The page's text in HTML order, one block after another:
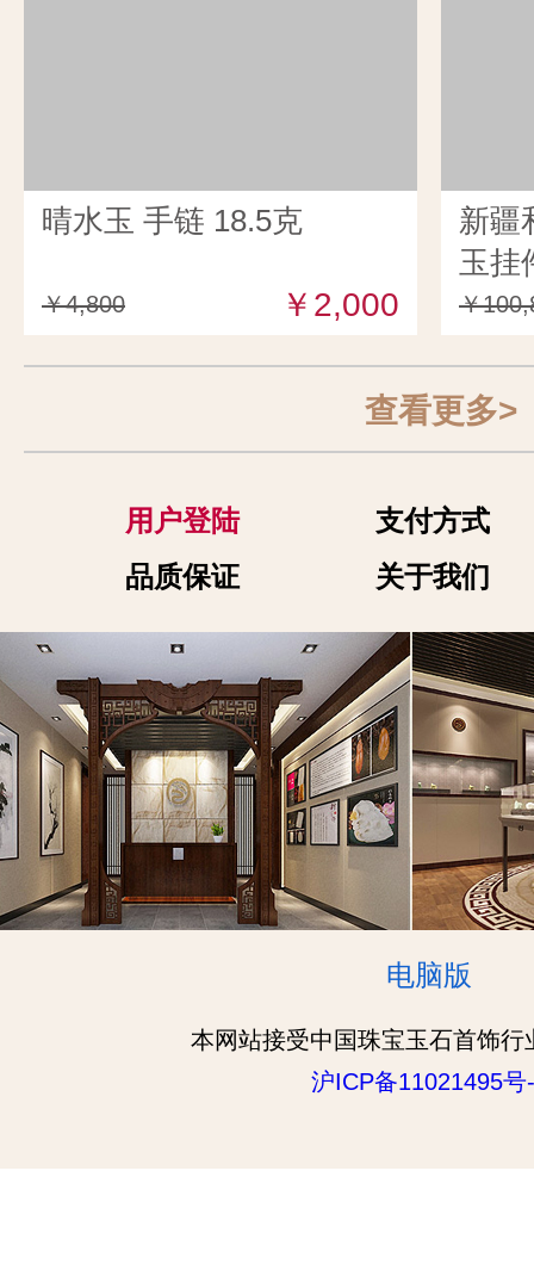
晴水玉 手链 18.5克
￥4,800 ￥2,000
新疆
玉挂
￥
查看更多>
用户登陆
支付方式
品质保证
关于我们
电脑版
本网站接受中国珠宝玉石首饰行
沪ICP备11021495号